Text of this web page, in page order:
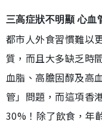
三高症狀不明顯 心血
都市人外食習慣難以
質，而且大多缺乏時
血脂、高膽固醇及高
管」問題，而這項香
30%！除了飲食，年